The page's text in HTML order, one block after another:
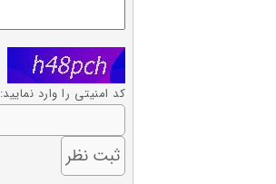
کد امنیتی را وارد نمایید: